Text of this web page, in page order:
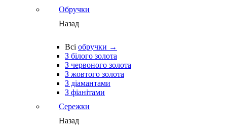
Обручки
Назад
Всі обручки →
З білого золота
З червоного золота
З жовтого золота
З діамантами
З фіанітами
Сережки
Назад